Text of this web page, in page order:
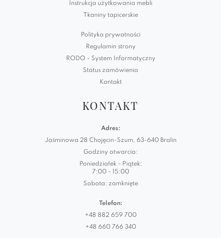
Instrukcja użytkowania mebli
Tkaniny tapicerskie
Polityka prywatności
Regulamin strony
RODO - System Informatyczny
Status zamówienia
Kontakt
KONTAKT
Adres:
Jaśminowa 28 Chojęcin-Szum, 63-640 Bralin
Godziny otwarcia:
Poniedziałek - Piątek:
7:00 - 15:00
Sobota: zamknięte
Telefon:
+48 882 659 700
+48 660 766 340